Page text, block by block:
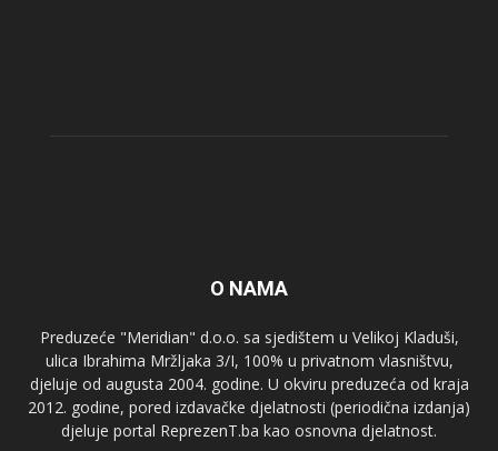
O NAMA
Preduzeće "Meridian" d.o.o. sa sjedištem u Velikoj Kladuši,
ulica Ibrahima Mržljaka 3/I, 100% u privatnom vlasništvu,
djeluje od augusta 2004. godine. U okviru preduzeća od kraja
2012. godine, pored izdavačke djelatnosti (periodična izdanja)
djeluje portal ReprezenT.ba kao osnovna djelatnost.